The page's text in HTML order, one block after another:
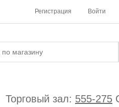
Регистрация Войти
Торговый зал: 555-275